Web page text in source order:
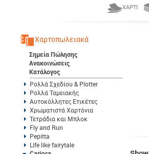
ΧΑΡΤΊ
Χαρτοπωλειακά
Σημεία Πώλησης
Ανακοινώσεις
Κατάλογος
Ρολλά Σχεδίου & Plotter
Ρολλά Ταμειακής
Αυτοκόλλητες Ετικέτες
Χρωματιστά Χαρτόνια
Τετράδια και Μπλοκ
Fly and Run
Pepitta
Life like fairytale